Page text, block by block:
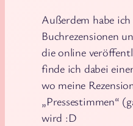
Außerdem habe
Buchrezensionen
die online
finde ich dabei
wo meine
„Pressestimmen“
wird :D